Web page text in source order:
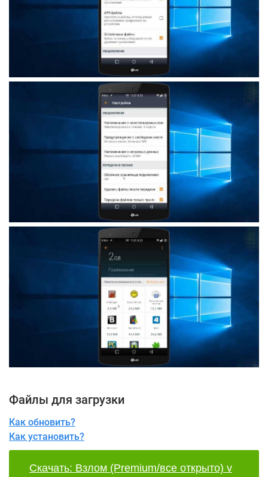
Файлы для загрузки
Как обновить?
Как установить?
Скачать: Взлом (Premium/все открыто) v